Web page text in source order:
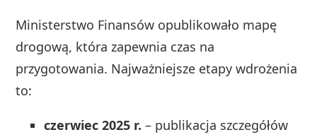
Ministerstwo Finansów opublikowało mapę
drogową, która zapewnia czas na
przygotowania. Najważniejsze etapy wdrożenia
to:
czerwiec 2025 r. – publikacja szczegółów